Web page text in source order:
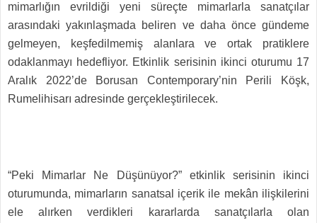
mimarlığın evrildiği yeni süreçte mimarlarla sanatçılar
arasındaki yakınlaşmada beliren ve daha önce gündeme
gelmeyen, keşfedilmemiş alanlara ve ortak pratiklere
odaklanmayı hedefliyor. Etkinlik serisinin ikinci oturumu 17
Aralık 2022’de Borusan Contemporary’nin Perili Köşk,
Rumelihisarı adresinde gerçekleştirilecek.
“Peki Mimarlar Ne Düşünüyor?” etkinlik serisinin ikinci
oturumunda, mimarların sanatsal içerik ile mekân ilişkilerini
ele alırken verdikleri kararlarda sanatçılarla olan